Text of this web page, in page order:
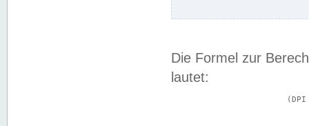
Die Formel zur
lautet: